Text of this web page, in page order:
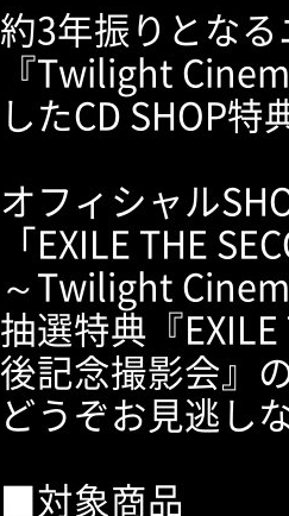
約3年振りとな
『Twilight
したCD SHOP特
オフィシャル
「EXILE THE
～Twilight
抽選特典『
後記念撮影会』
どうぞお見逃し
■対象商品